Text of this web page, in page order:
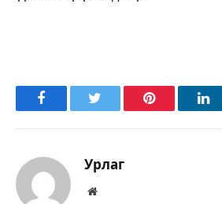
FacebookTwitter Pinterest
Урлаг
Вэбсайт